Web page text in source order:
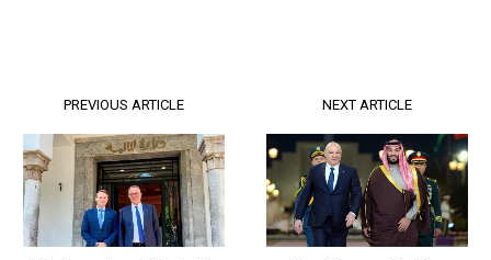
PREVIOUS ARTICLE NEXT ARTICLE